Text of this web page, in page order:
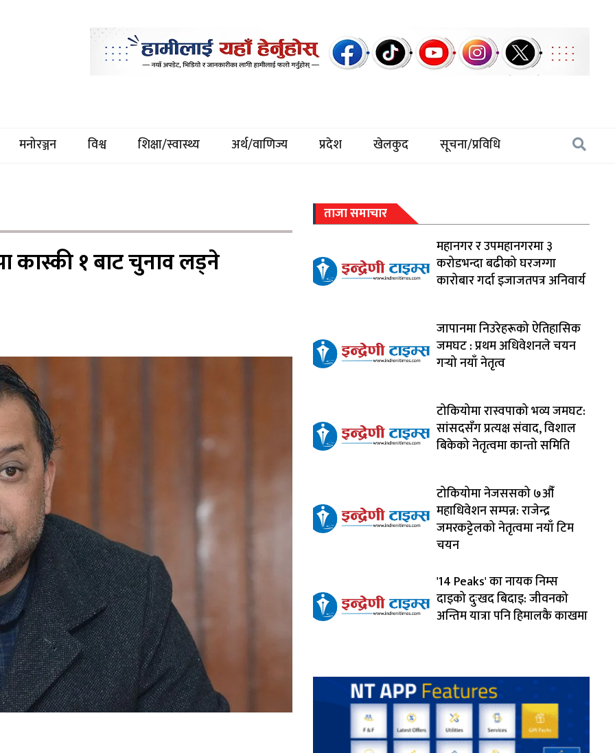
मनोरञ्जन विश्व शिक्षा/स्वास्थ्य अर्थ/वाणिज्य प्रदेश खेलकुद सूचना/प्रविधि
कास्की १ बाट चुनाव लड्ने
ताजा समाचार
महानगर र उपमहानगरमा ३
करोडभन्दा बढीको घरजग्गा
कारोबार गर्दा इजाजतपत्र अनिवार्य
जापानमा निउरेहरूको ऐतिहासिक
जमघट : प्रथम अधिवेशनले चयन
गर्‍यो नयाँ नेतृत्व
टोकियोमा रास्वपाको भव्य जमघट:
सांसदसँग प्रत्यक्ष संवाद, विशाल
बिकेको नेतृत्वमा कान्तो समिति
टोकियोमा नेजससको ७औँ
महाधिवेशन सम्पन्न: राजेन्द्र
जमरकट्टेलको नेतृत्वमा नयाँ टिम
चयन
'14 Peaks' का नायक निम्स
दाइको दुःखद बिदाइ: जीवनको
अन्तिम यात्रा पनि हिमालकै काखमा